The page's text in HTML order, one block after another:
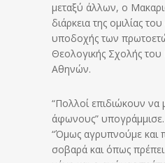
μεταξύ άλλων, ο
διάρκεια της ομιλίας
υποδοχής των
Θεολογικής Σχολής του
Αθηνών.
“Πολλοί επιδιώκουν να
άφωνους”
“Όμως αγρυπνούμε και
σοβαρά και όπως